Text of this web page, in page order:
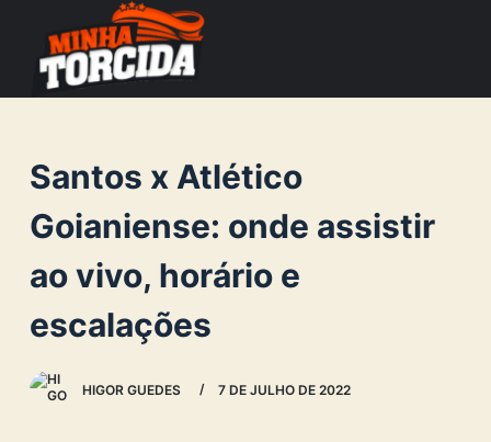
o
n
e
Santos x Atlético
Goianiense: onde assistir
ao vivo, horário e
escalações
HIGOR GUEDES 7 DE JULHO DE 2022